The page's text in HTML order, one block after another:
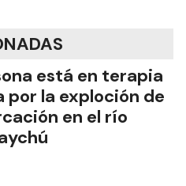
está en terapia
por la exploción de
en el río